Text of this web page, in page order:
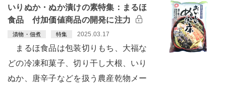
いりぬか・ぬか漬けの素特集：まるほ
食品 付加価値商品の開発に注力
漬物・佃煮 特集 2025.03.17
まるほ食品は包装切りもち、大福な
どの冷凍和菓子、切り干し大根、いり
ぬか、唐辛子などを扱う農産乾物メー